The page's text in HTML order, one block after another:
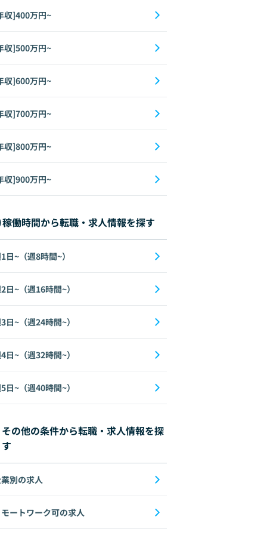
収]400万円~
収]500万円~
収]600万円~
収]700万円~
収]800万円~
収]900万円~
稼働時間から転職・求人情報を探す
日~（週8時間~）
日~（週16時間~）
日~（週24時間~）
日~（週32時間~）
日~（週40時間~）
その他の条件から転職・求人情報を探
す
別の求人
モートワーク可の求人